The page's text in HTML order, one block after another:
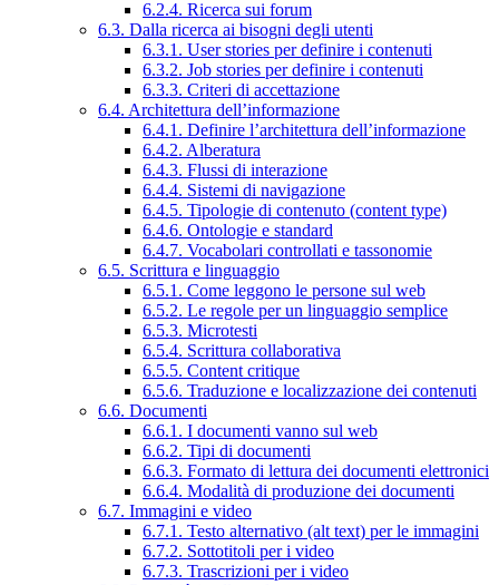
6.2.4. Ricerca sui forum
6.3. Dalla ricerca ai bisogni degli utenti
6.3.1. User stories per definire i contenuti
6.3.2. Job stories per definire i contenuti
6.3.3. Criteri di accettazione
6.4. Architettura dell’informazione
6.4.1. Definire l’architettura dell’informazione
6.4.2. Alberatura
6.4.3. Flussi di interazione
6.4.4. Sistemi di navigazione
6.4.5. Tipologie di contenuto (content type)
6.4.6. Ontologie e standard
6.4.7. Vocabolari controllati e tassonomie
6.5. Scrittura e linguaggio
6.5.1. Come leggono le persone sul web
6.5.2. Le regole per un linguaggio semplice
6.5.3. Microtesti
6.5.4. Scrittura collaborativa
6.5.5. Content critique
6.5.6. Traduzione e localizzazione dei contenuti
6.6. Documenti
6.6.1. I documenti vanno sul web
6.6.2. Tipi di documenti
6.6.3. Formato di lettura dei documenti elettronici
6.6.4. Modalità di produzione dei documenti
6.7. Immagini e video
6.7.1. Testo alternativo (alt text) per le immagini
6.7.2. Sottotitoli per i video
6.7.3. Trascrizioni per i video